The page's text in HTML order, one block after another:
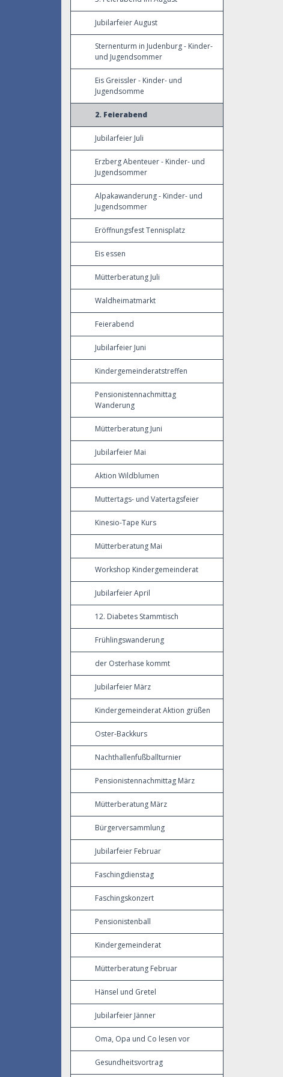
Jubilarfeier August
Sternenturm in Judenburg - Kinder-
und Jugendsommer
Eis Greissler - Kinder- und
Jugendsomme
2. Feierabend
Jubilarfeier Juli
Erzberg Abenteuer - Kinder- und
Jugendsommer
Alpakawanderung - Kinder- und
Jugendsommer
Eröffnungsfest Tennisplatz
Eis essen
Mütterberatung Juli
Waldheimatmarkt
Feierabend
Jubilarfeier Juni
Kindergemeinderatstreffen
Pensionistennachmittag
Wanderung
Mütterberatung Juni
Jubilarfeier Mai
Aktion Wildblumen
Muttertags- und Vatertagsfeier
Kinesio-Tape Kurs
Mütterberatung Mai
Workshop Kindergemeinderat
Jubilarfeier April
12. Diabetes Stammtisch
Frühlingswanderung
der Osterhase kommt
Jubilarfeier März
Kindergemeinderat Aktion grüßen
Oster-Backkurs
Nachthallenfußballturnier
Pensionistennachmittag März
Mütterberatung März
Bürgerversammlung
Jubilarfeier Februar
Faschingdienstag
Faschingskonzert
Pensionistenball
Kindergemeinderat
Mütterberatung Februar
Hänsel und Gretel
Jubilarfeier Jänner
Oma, Opa und Co lesen vor
Gesundheitsvortrag